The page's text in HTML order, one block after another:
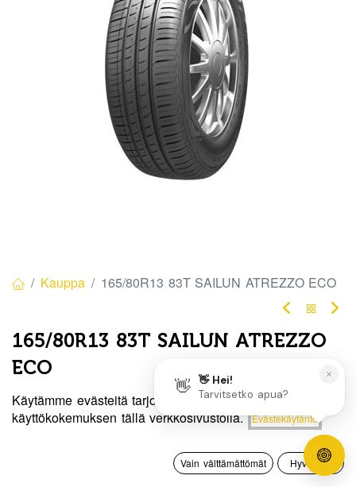
Hinta:
Lisää ostoskoriin
0
Toivelista Tili
Kauppa 165/80R13 83T SAILUN ATREZZO ECO
165/80R13 83T SAILUN ATREZZO
ECO
EAN:6959655416237 Tuotekoodi:279948
62,50€ / kpl
Saatavilla
Käytämme evästeitä tarjotaksemme sinulle paremman
käyttökokemuksen tällä verkkosivustolla.
Evästekäytäntö
Vain välttämättömät Hyväksyn